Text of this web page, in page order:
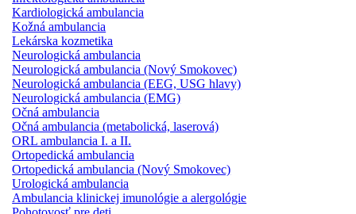
Kardiologická ambulancia
Kožná ambulancia
Lekárska kozmetika
Neurologická ambulancia
Neurologická ambulancia (Nový Smokovec)
Neurologická ambulancia (EEG, USG hlavy)
Neurologická ambulancia (EMG)
Očná ambulancia
Očná ambulancia (metabolická, laserová)
ORL ambulancia I. a II.
Ortopedická ambulancia
Ortopedická ambulancia (Nový Smokovec)
Urologická ambulancia
Ambulancia klinickej imunológie a alergológie